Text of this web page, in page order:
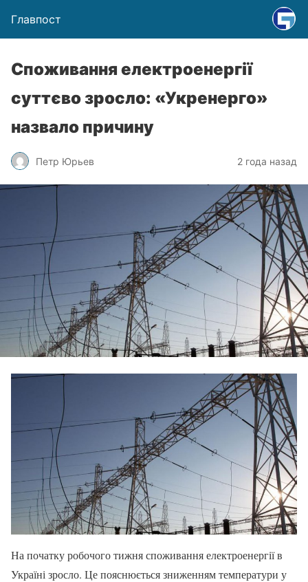
Главпост
Споживання електроенергії
суттєво зросло: «Укренерго»
назвало причину
Петр Юрьев 2 года назад
На початку робочого тижня споживання електроенергії в
Україні зросло. Це пояснюється зниженням температури у